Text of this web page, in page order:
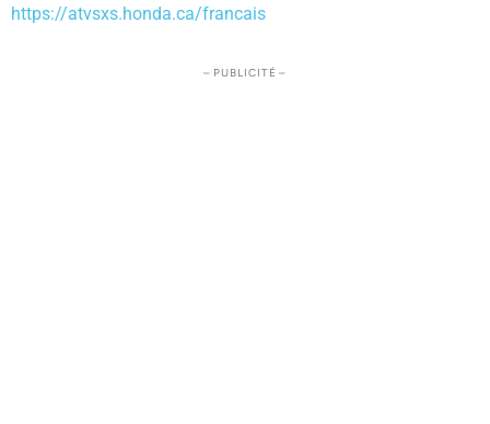
https://atvsxs.honda.ca/francais
– PUBLICITÉ –